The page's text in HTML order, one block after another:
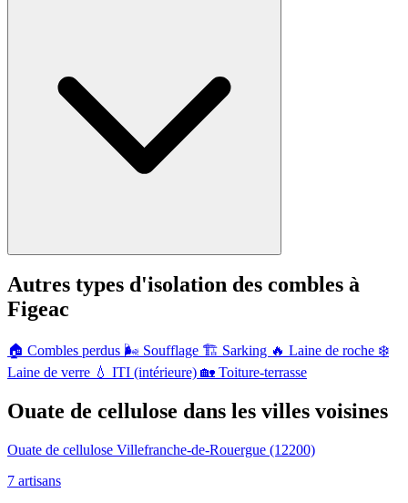
Autres types d'isolation des combles à
Figeac
🏠 Combles perdus 🌬️ Soufflage 🏗️ Sarking 🔥 Laine de roche ❄️
Laine de verre 💧 ITI (intérieure) 🏡 Toiture-terrasse
Ouate de cellulose dans les villes voisines
Ouate de cellulose Villefranche-de-Rouergue (12200)
7 artisans